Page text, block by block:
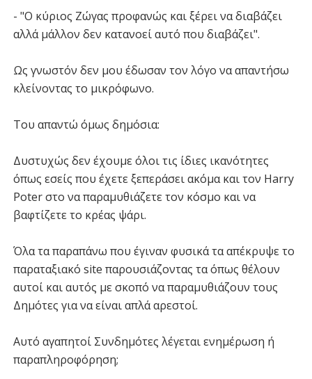
- "Ο κύριος Ζώγας προφανώς και ξέρει να διαβάζει
αλλά μάλλον δεν κατανοεί αυτό που διαβάζει".
Ως γνωστόν δεν μου έδωσαν τον λόγο να απαντήσω
κλείνοντας το μικρόφωνο.
Του απαντώ όμως δημόσια:
Δυστυχώς δεν έχουμε όλοι τις ίδιες ικανότητες
όπως εσείς που έχετε ξεπεράσει ακόμα και τον Harry
Poter στο να παραμυθιάζετε τον κόσμο και να
βαφτίζετε το κρέας ψάρι.
Όλα τα παραπάνω που έγιναν φυσικά τα απέκρυψε το
παραταξιακό site παρουσιάζοντας τα όπως θέλουν
αυτοί και αυτός με σκοπό να παραμυθιάζουν τους
Δημότες για να είναι απλά αρεστοί.
Αυτό αγαπητοί Συνδημότες λέγεται ενημέρωση ή
παραπληροφόρηση;